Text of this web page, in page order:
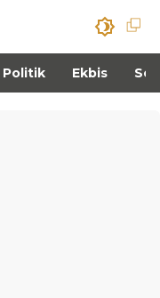
Politik Ekbis